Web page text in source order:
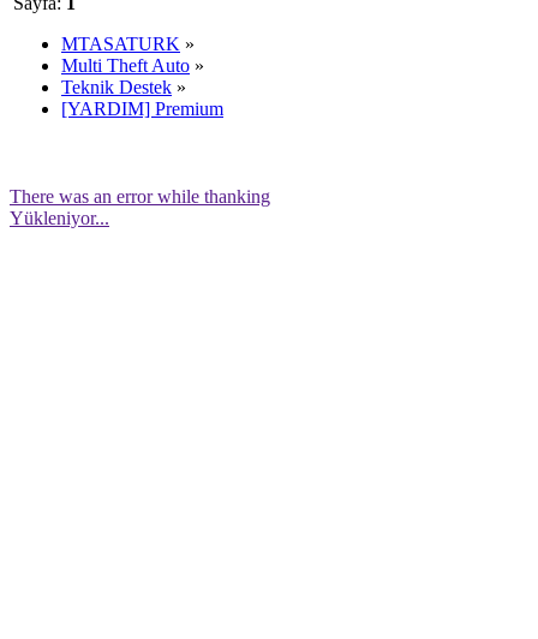
MTASATURK »
Multi Theft Auto »
Teknik Destek »
[YARDIM] Premium
There was an error while thanking
Yükleniyor...